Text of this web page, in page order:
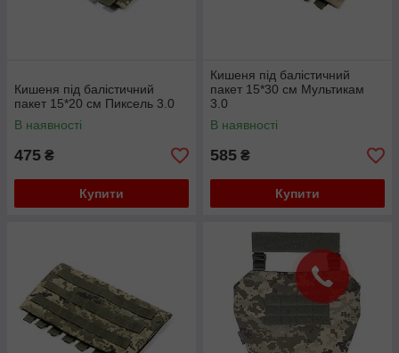
Кишеня під балістичний
пакет 15*20 см Пиксель 3.0
В наявності
475 ₴
Купити
Кишеня під балістичний
пакет 15*30 см Мультикам
3.0
В наявності
585 ₴
Купити